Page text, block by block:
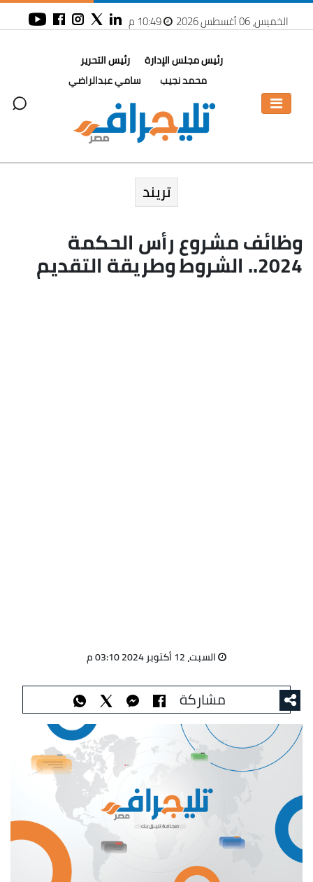
الخميس، 06 أغسطس 2026 10:49 م
رئيس مجلس الإدارة
محمد نجيب
رئيس التحرير
سامي عبدالراضي
تريند
وظائف مشروع رأس الحكمة
2024.. الشروط وطريقة التقديم
السبت، 12 أكتوبر 2024 03:10 م
مشاركة